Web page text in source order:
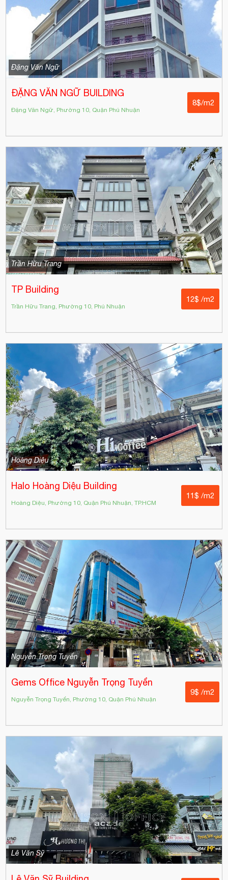
Đặng Văn Ngữ
ĐẶNG VĂN NGỮ BUILDING
Đặng Văn Ngữ, Phường 10, Quận Phú Nhuận
8$/m2
Trần Hữu Trang
TP Building
Trần Hữu Trang, Phường 10, Phú Nhuận
12$ /m2
Hoàng Diệu
Halo Hoàng Diệu Building
Hoàng Diệu, Phường 10, Quận Phú Nhuận, TP.HCM
11$ /m2
Nguyễn Trọng Tuyển
Gems Office Nguyễn Trọng Tuyển
Nguyễn Trọng Tuyển, Phường 10, Quận Phú Nhuận
9$ /m2
Lê Văn Sỹ